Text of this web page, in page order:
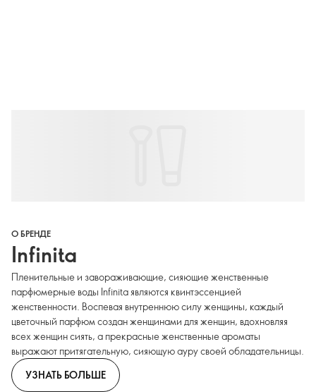
О БРЕНДЕ
Infinita
Пленительные и завораживающие, сияющие женственные
парфюмерные воды Infinita являются квинтэссенцией
женственности. Воспевая внутреннюю силу женщины, каждый
цветочный парфюм создан женщинами для женщин, вдохновляя
всех женщин сиять, а прекрасные женственные ароматы
выражают притягательную, сияющую ауру своей обладательницы.
УЗНАТЬ БОЛЬШЕ